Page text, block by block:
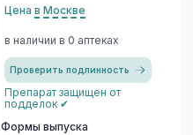
Цена в Москве
в наличии в 0 аптеках
Проверить подлинность
Препарат защищен от
подделок ✔
Формы выпуска